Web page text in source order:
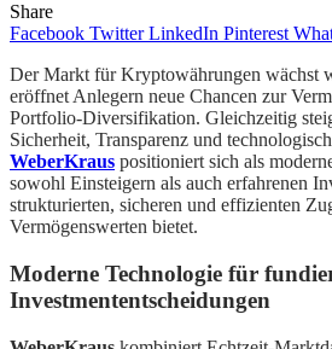
Share
Facebook Twitter LinkedIn Pinterest
Der Markt für Kryptowährungen wächst
eröffnet Anlegern neue Chancen zur
Portfolio-Diversifikation. Gleichzeitig
Sicherheit, Transparenz und
WeberKraus positioniert sich als
sowohl Einsteigern als auch erfahrenen
strukturierten, sicheren und effizienten
Vermögenswerten bietet.
Moderne Technologie für
Investmententscheidungen